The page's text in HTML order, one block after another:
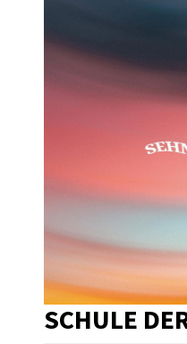
SCHULE